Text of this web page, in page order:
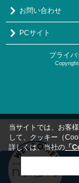
お問い合わせ
PCサイト
プライ
当サイトでは、お客
して、クッキー（
詳しくは、当社の 「